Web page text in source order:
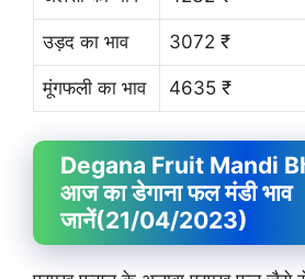
उड़द का भाव 3072 ₹
मूंगफली का भाव 4635 ₹
Degana Fruit Mandi
आज का डेगाना फल मंडी भाव
जानें(21/04/2023)